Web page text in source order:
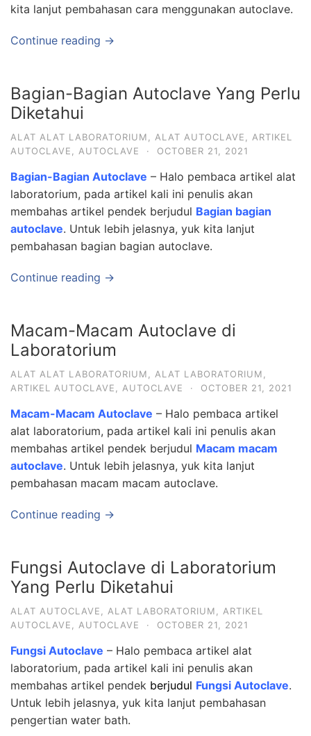
kita lanjut pembahasan cara menggunakan autoclave.
Continue reading →
Bagian-Bagian Autoclave Yang Perlu
Diketahui
ALAT ALAT LABORATORIUM ALAT AUTOCLAVE
ARTIKEL
AUTOCLAVE
AUTOCLAVE · OCTOBER 21, 2021
Bagian-Bagian Autoclave – Halo pembaca artikel alat
laboratorium, pada artikel kali ini penulis akan
membahas artikel pendek berjudul Bagian bagian
autoclave. Untuk lebih jelasnya, yuk kita lanjut
pembahasan bagian bagian autoclave.
Continue reading →
Macam-Macam Autoclave di
Laboratorium
ALAT ALAT LABORATORIUM ALAT LABORATORIUM
ARTIKEL AUTOCLAVE
AUTOCLAVE · OCTOBER 21, 2021
Macam-Macam Autoclave – Halo pembaca artikel
alat laboratorium, pada artikel kali ini penulis akan
membahas artikel pendek berjudul Macam macam
autoclave. Untuk lebih jelasnya, yuk kita lanjut
pembahasan macam macam autoclave.
Continue reading →
Fungsi Autoclave di Laboratorium
Yang Perlu Diketahui
ALAT AUTOCLAVE ALAT LABORATORIUM
ARTIKEL
AUTOCLAVE
AUTOCLAVE · OCTOBER 21, 2021
Fungsi Autoclave – Halo pembaca artikel alat
laboratorium, pada artikel kali ini penulis akan
membahas artikel pendek berjudul Fungsi Autoclave.
Untuk lebih jelasnya, yuk kita lanjut pembahasan
pengertian water bath.